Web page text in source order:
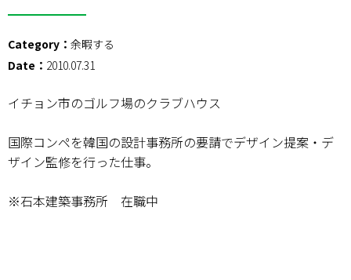
Category： 余暇する
Date： 2010.07.31
イチョン市のゴルフ場のクラブハウス
国際コンペを韓国の設計事務所の要請でデザイン提案・デ
ザイン監修を行った仕事。
※石本建築事務所 在職中